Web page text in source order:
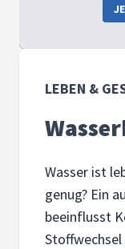
LEBEN &
Wasser ist
genug? Ein
beeinflusst
Stoffwechsel